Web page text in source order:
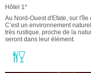
Hôtel 1*
Au Nord-Ouest d'Efate, sur
C’est un environnement
très rustique, proche de la
seront dans leur élément.